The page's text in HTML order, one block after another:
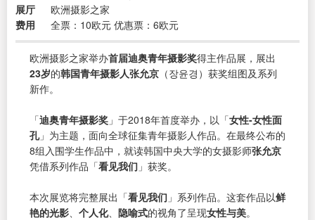
展厅
欧洲摄影之家
费用
全票：10欧元 优惠票：6欧元
欧洲摄影之家举办首届迪奥青年摄影奖得主作品展，展出
23岁的韩国青年摄影人张允京 （장윤경）获奖组图及系列
新作。
「迪奥青年摄影奖 」于2018年首度举办，以「女性-女性面
孔」为主题，面向全球征集青年摄影人作品。在最终公布的
8组入围学生作品中，就读韩国中央大学的女摄影师张允京
凭借系列作品「看见我们 」获奖。
本次展览将完整展出「看见我们 」系列作品。这套作品以鲜
艳的光影
个人化、 隐喻式的视角了呈现女性与美。